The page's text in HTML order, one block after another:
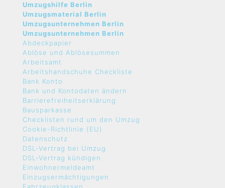
Umzugshilfe Berlin
Umzugsmaterial Berlin
Umzugsunternehmen Berlin
Umzugsunternehmen Berlin
Abdeckpapier
Ablöse und Ablösesummen
Arbeitsamt
Arbeitshandschuhe Checkliste
Bank Konto
Bank und Kontodaten ändern
Barrierefreiheitserklärung
Bausparkasse
Checklisten rund um den Umzug
Cookie-Richtlinie (EU)
Datenschutz
DSL-Vertrag bei Umzug
DSL-Vertrag kündigen
Einwohnermeldeamt
Einzugsermächtigungen